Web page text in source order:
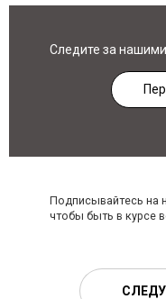
Следите за
Подписывайтесь на
чтобы быть в курсе